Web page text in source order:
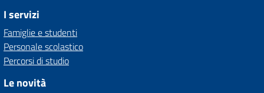
I servizi
Famiglie e studenti
Personale scolastico
Percorsi di studio
Le novità